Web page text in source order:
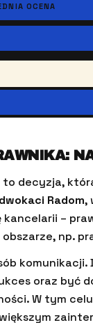
OCENA
decyzja,
Radom,
–
np.
oraz być
W tym